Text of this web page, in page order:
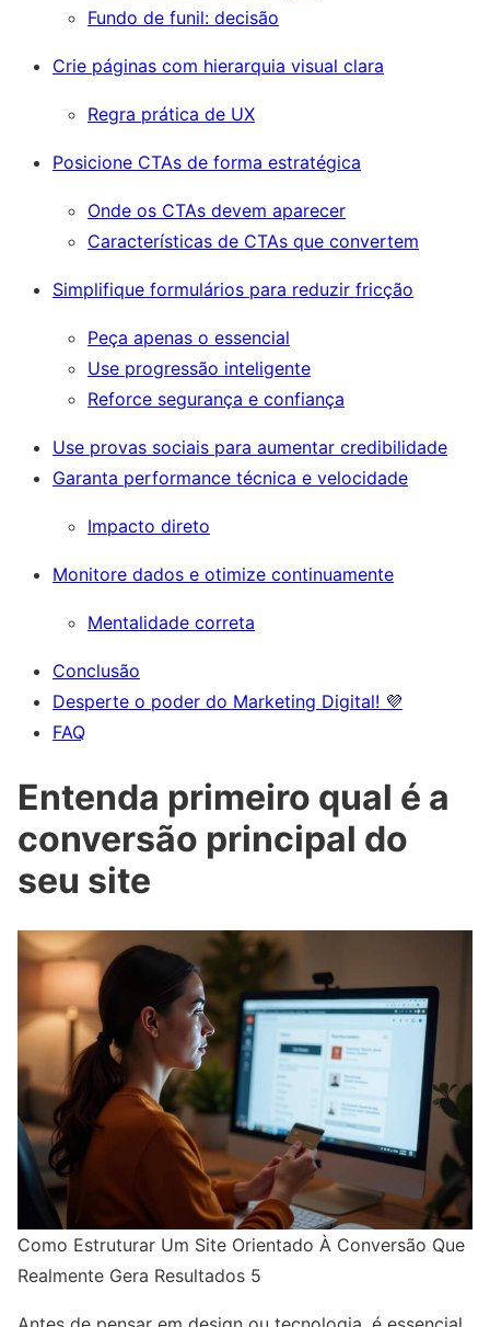
Fundo de funil: decisão
Crie páginas com hierarquia visual clara
Regra prática de UX
Posicione CTAs de forma estratégica
Onde os CTAs devem aparecer
Características de CTAs que convertem
Simplifique formulários para reduzir fricção
Peça apenas o essencial
Use progressão inteligente
Reforce segurança e confiança
Use provas sociais para aumentar credibilidade
Garanta performance técnica e velocidade
Impacto direto
Monitore dados e otimize continuamente
Mentalidade correta
Conclusão
Desperte o poder do Marketing Digital! 💜
FAQ
Entenda primeiro qual é a
conversão principal do
seu site
Como Estruturar Um Site Orientado À Conversão Que
Realmente Gera Resultados 5